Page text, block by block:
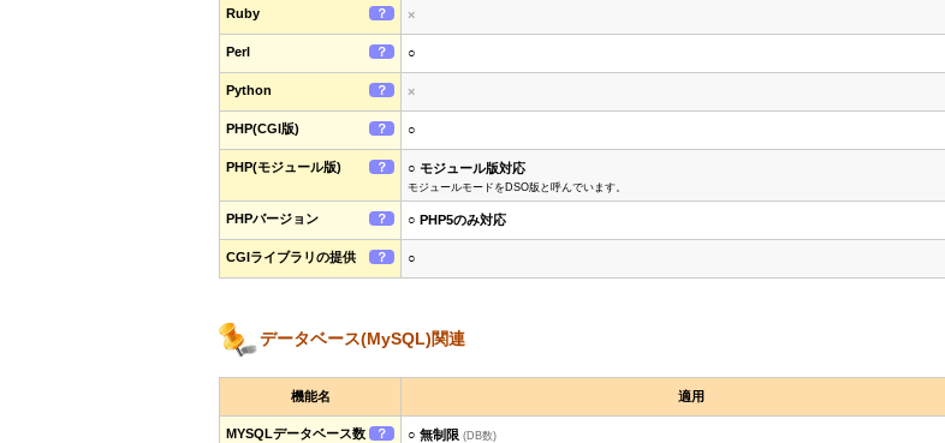
Ruby ？ ×
Perl ？ ○
Python ？ ×
PHP(CGI版) ？ ○
PHP(モジュール版) ？ ○ モジュール版対応
モジュールモードをDSO版と呼んでいます。
PHPバージョン ？ ○ PHP5のみ対応
CGIライブラリの提供 ？ ○
データベース(MySQL)関連
機能名 適用
MYSQLデータベース数 ？ ○ 無制限 (DB数)